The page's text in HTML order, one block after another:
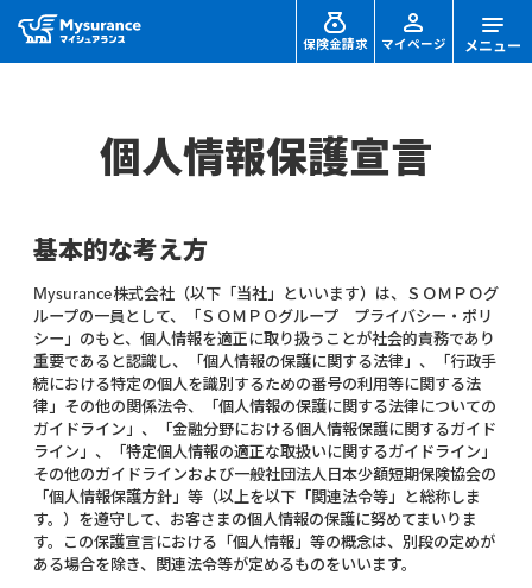
保険金請求 マイページ
個人情報保護宣言
基本的な考え方
Mysurance株式会社（以下「当社」といいます）は、ＳＯＭＰＯグ
ループの一員として、「ＳＯＭＰＯグループ プライバシー・ポリ
シー」のもと、個人情報を適正に取り扱うことが社会的責務であり
重要であると認識し、「個人情報の保護に関する法律」、「行政手
続における特定の個人を識別するための番号の利用等に関する法
律」その他の関係法令、「個人情報の保護に関する法律についての
ガイドライン」、「金融分野における個人情報保護に関するガイド
ライン」、「特定個人情報の適正な取扱いに関するガイドライン」
その他のガイドラインおよび一般社団法人日本少額短期保険協会の
「個人情報保護方針」等（以上を以下「関連法令等」と総称しま
す。）を遵守して、お客さまの個人情報の保護に努めてまいりま
す。この保護宣言における「個人情報」等の概念は、別段の定めが
ある場合を除き、関連法令等が定めるものをいいます。